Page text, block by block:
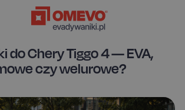
do Chery Tiggo 4 — EVA,
czy welurowe?